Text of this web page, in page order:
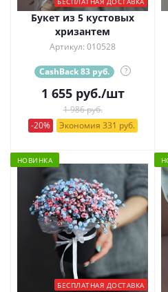
Букет из 5 кустовых
хризантем
Артикул: 010528
CashBack 83 руб. ?
1 655руб./шт
1 986 руб.
-20%
Экономия 331 руб.
НОВИНКА
БЕСПЛАТНАЯ ДОСТАВКА